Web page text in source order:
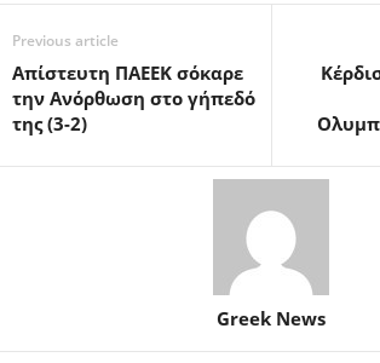
Previous article
Απίστευτη ΠΑΕΕΚ σόκαρε
την Ανόρθωση στο γήπεδό
της (3-2)
Greek News